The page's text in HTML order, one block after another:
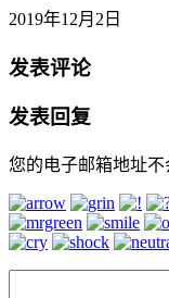
2019年12月2日
发表评论
发表回复
您的电子邮箱地址不